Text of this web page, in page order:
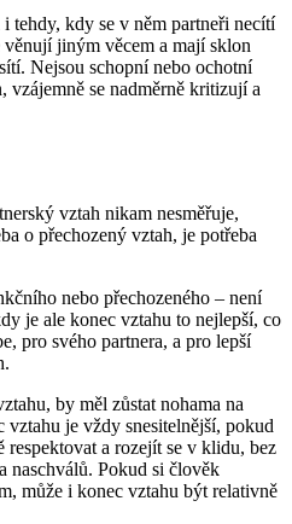
tehdy, kdy se v něm partneři necítí
jiným věcem a mají sklon
Nejsou schopní nebo ochotní
vzájemně se nadměrně kritizují a
vztah nikam nesměřuje,
o přechozený vztah, je potřeba
nebo přechozeného – není
je ale konec vztahu to nejlepší, co
pro svého partnera, a pro lepší
by měl zůstat nohama na
je vždy snesitelnější, pokud
respektovat a rozejít se v klidu, bez
naschválů. Pokud si člověk
může i konec vztahu být relativně